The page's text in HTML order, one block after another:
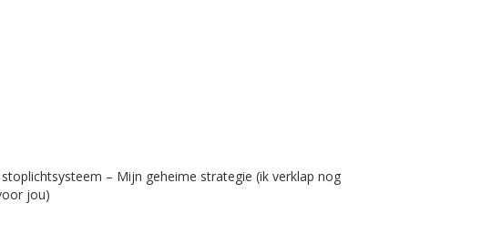
– Mijn geheime strategie (ik verklap nog
jou)